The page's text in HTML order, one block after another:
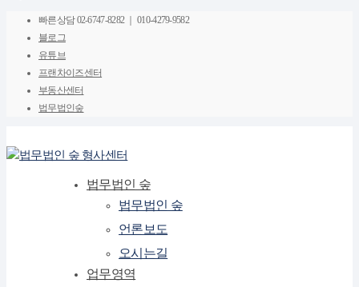
빠른상담02-6747-8282 ｜ 010-4279-9582
블로그
유튜브
프랜차이즈센터
부동산센터
법무법인숲
법무법인 숲
법무법인 숲
언론보도
오시는길
업무영역